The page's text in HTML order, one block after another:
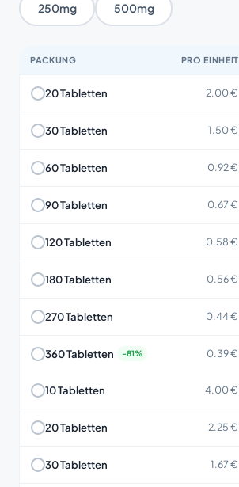
250mg 500mg
PACKUNG PRO EINHEIT
20 Tabletten 2.00 €
30 Tabletten 1.50 €
60 Tabletten 0.92 €
90 Tabletten 0.67 €
120 Tabletten 0.58 €
180 Tabletten 0.56 €
270 Tabletten 0.44 €
360 Tabletten 0.39 €
10 Tabletten 4.00 €
20 Tabletten 2.25 €
30 Tabletten 1.67 €